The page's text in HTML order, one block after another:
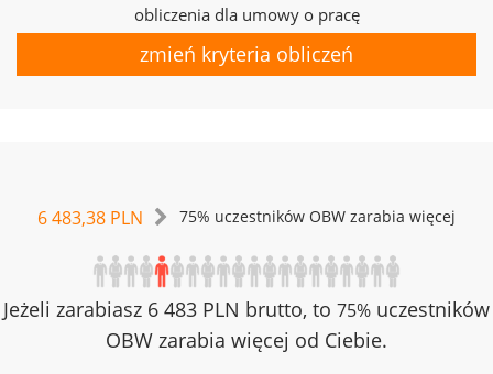
obliczenia dla umowy o pracę
zmień kryteria obliczeń
6 483,38 PLN 75% uczestników OBW zarabia więcej
Jeżeli zarabiasz 6 483 PLN brutto, to 75% uczestników
OBW zarabia więcej od Ciebie.